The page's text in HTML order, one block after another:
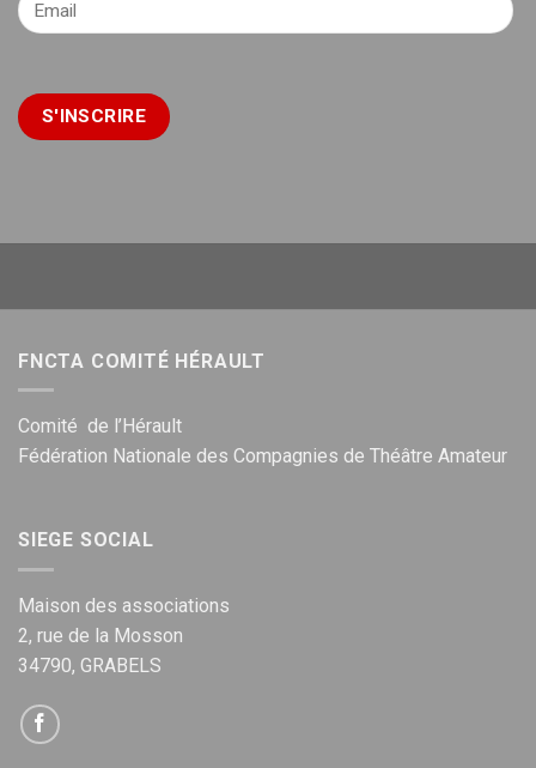
FNCTA COMITÉ HÉRAULT
Comité de l’Hérault
Fédération Nationale des Compagnies de Théâtre Amateur
SIEGE SOCIAL
Maison des associations
2, rue de la Mosson
34790, GRABELS